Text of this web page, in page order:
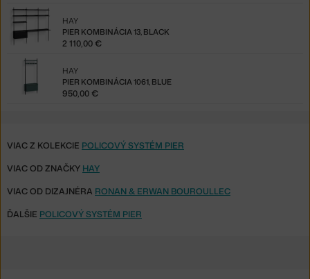
PIER KOMBINÁCIA 13, BLACK
HAY
2 110,00 €
PIER KOMBINÁCIA 1061, BLUE
HAY
950,00 €
VIAC Z KOLEKCIE POLICOVÝ SYSTÉM PIER
VIAC OD ZNAČKY HAY
VIAC OD DIZAJNÉRA RONAN & ERWAN BOUROULLEC
ĎALŠIE POLICOVÝ SYSTÉM PIER